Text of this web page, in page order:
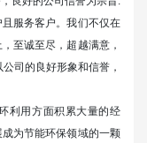
服务客户。我们不仅在
至诚至尽，超越满意，
司的良好形象和信誉，
利用方面积累大量的经
为节能环保领域的一颗